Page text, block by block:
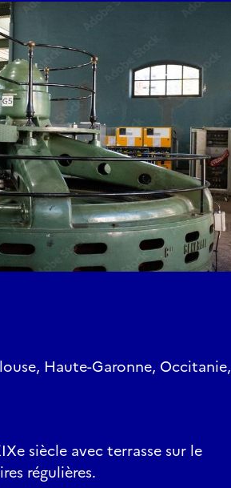
Haute-Garonne, Occitanie,
siècle avec terrasse sur le
régulières.